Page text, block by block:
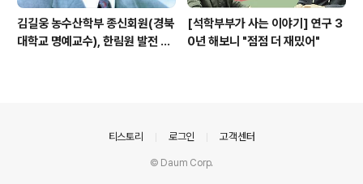
김길웅 농수산학부 종신회원(경북
대학교 명예교수), 한림원 발전 위
[석학부부가 사는 이야기] 연구 3
0년 해보니 "점점 더 재밌어"
티스토리 로그인 고객센터
© Daum Corp.